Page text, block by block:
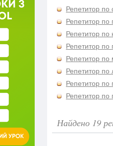
Репетитор по
Репетитор по
Репетитор
Репетитор по
Репетитор по
Репетитор по
Репетитор по
Репетитор
Найдено 19